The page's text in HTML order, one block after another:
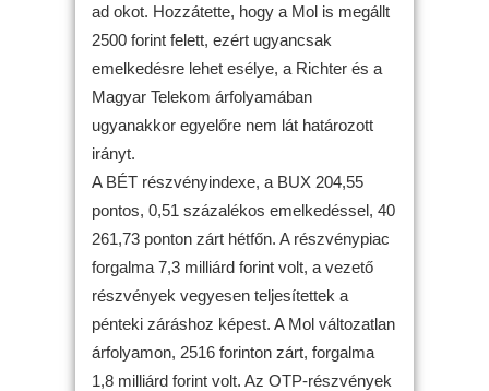
ad okot. Hozzátette, hogy a Mol is megállt
2500 forint felett, ezért ugyancsak
emelkedésre lehet esélye, a Richter és a
Magyar Telekom árfolyamában
ugyanakkor egyelőre nem lát határozott
irányt.
A BÉT részvényindexe, a BUX 204,55
pontos, 0,51 százalékos emelkedéssel, 40
261,73 ponton zárt hétfőn. A részvénypiac
forgalma 7,3 milliárd forint volt, a vezető
részvények vegyesen teljesítettek a
pénteki záráshoz képest. A Mol változatlan
árfolyamon, 2516 forinton zárt, forgalma
1,8 milliárd forint volt. Az OTP-részvények